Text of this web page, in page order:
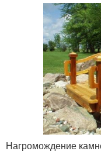
Нагромождение